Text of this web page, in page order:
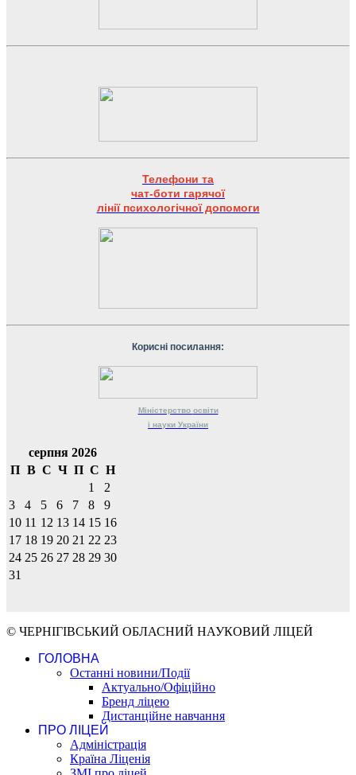
Телефони та
чат-боти гарячої
лінії психологічної допомоги
Корисні посилання:
Міністерство освіти
і науки України
серпня 2026
П В С Ч П С Н
1
2
3
4 5 6 7 8
9
10 11 12 13 14 15 16
17 18 19 20 21 22 23
24 25 26 27 28 29 30
31
© ЧЕРНІГІВСЬКИЙ ОБЛАСНИЙ НАУКОВИЙ ЛІЦЕЙ
ГОЛОВНА
Останні новини/Події
Актуально/Офіційно
Бренд ліцею
Дистанційне навчання
ПРО ЛІЦЕЙ
Адміністрація
Країна Ліценія